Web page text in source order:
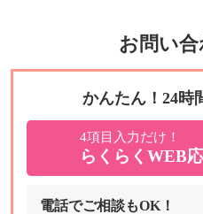
お問い
かんたん！24時
4項目入力だけ！
らくらくWEB
電話でご相談もOK！